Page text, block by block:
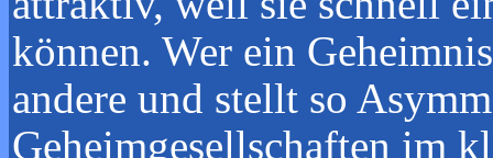
können. Wer ein
andere und stellt so
Geheimgesellschaften im